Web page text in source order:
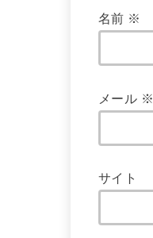
名前 ※
メール ※
サイト